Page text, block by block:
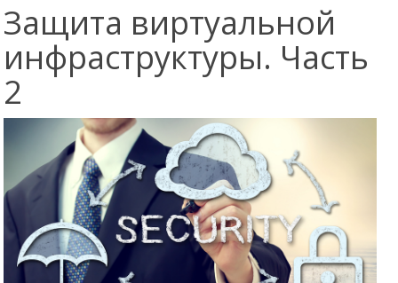
Защита виртуальной
инфраструктуры. Часть
2